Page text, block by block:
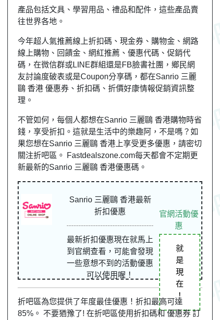
產品包括文具、學習用品、禮品和配件，這些產品賣
往世界各地。
今年超人氣推薦線上折扣碼、現金券、購物金、網路
線上購物、回饋金、網紅推薦、優惠代碼、促銷代
碼，在微信群或LINE群組還是FB臉書社團，鄉民網
友討論度破表或是Coupon分享碼，都在Sanrio 三麗
鷗 香港 優惠券、折扣碼、折價好康情報促銷資訊整
理。
不管如何，每個人都想在Sanrio 三麗鷗 香港購物時省
錢，享受折扣。這就是生活中的樂趣阿，不是嗎？如
果您想在Sanrio 三麗鷗 香港上享受更多優惠，請密切
關注折吧區。 Fastdealszone.com每天都會不定期更
新最新的Sanrio 三麗鷗 香港優惠碼。
Sanrio 三麗鷗 香港最新
折扣優惠
最新折扣優惠現在就馬上
到官網查看，可能會發現
一些意想不到的活動優惠
可以使用喔！
官網活動優
惠
就
是
現
在
！
折吧區為您提供了年度最佳優惠！折扣最高可達
85%。 不要猶豫了! 在折吧區使用折扣碼和 優惠券 訂